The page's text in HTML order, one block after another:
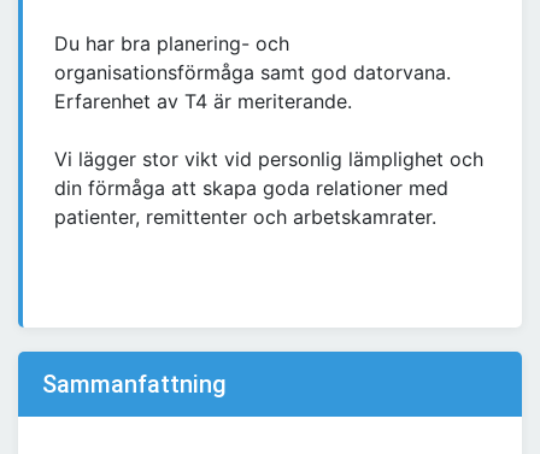
Du har bra planering- och
organisationsförmåga samt god datorvana.
Erfarenhet av T4 är meriterande.
Vi lägger stor vikt vid personlig lämplighet och
din förmåga att skapa goda relationer med
patienter, remittenter och arbetskamrater.
Sammanfattning